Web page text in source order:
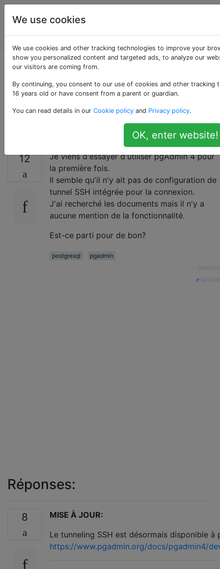
Administrateurs
de bases de
données
pgAdmin 4, pas de
configuration de
tunnel SSH intégrée?
12
Je viens d'essayer d'utiliser pgAdmin 4 pour
la première fois.
Il semble qu'il n'y ait pas de configuration de
tunnel SSH intégrée pour la connexion.
J'ai recherché les documents mais il n'y a
aucune mention de la fonctionnalité.
Est-ce parti pour de bon?
postgresql
pgadmin
mkvcvc
source
Réponses:
8
MISE À JOUR:
Le tunneling SSH est désormais disponible
https://www.pgadmin.org/docs/pgadmin4/
We use cookies
We use cookies and other tracking technologies to improve your
show you personalized content and targeted ads, to analyze our
our visitors are coming from.
By continuing, you consent to our use of cookies and other tracking
16 years old or have consent from a parent or guardian.
You can read details in our Cookie policy and Privacy policy.
OK, enter website!